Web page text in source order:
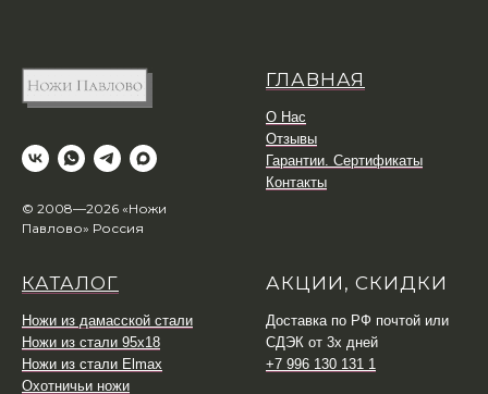
© 2008—2026 «Ножи
Павлово» Россия
ГЛАВНАЯ
О Нас
Отзывы
Гарантии. Сертификаты
Контакты
КАТАЛОГ
Ножи из дамасской стали
Ножи из стали 95х18
Ножи из стали Elmax
Охотничьи ножи
АКЦИИ, СКИДКИ
Доставка по РФ почтой или
СДЭК от 3х дней
+7 996 130 131 1